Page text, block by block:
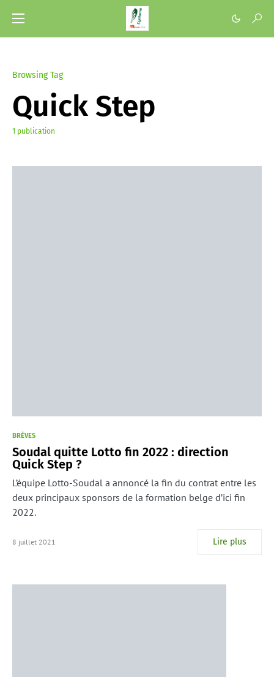
Browsing Tag
Quick Step
1 publication
BRÈVES
Soudal quitte Lotto fin 2022 : direction
Quick Step ?
L’équipe Lotto-Soudal a annoncé la fin du contrat entre les
deux principaux sponsors de la formation belge d’ici fin
2022.
8 juillet 2021 Lire plus